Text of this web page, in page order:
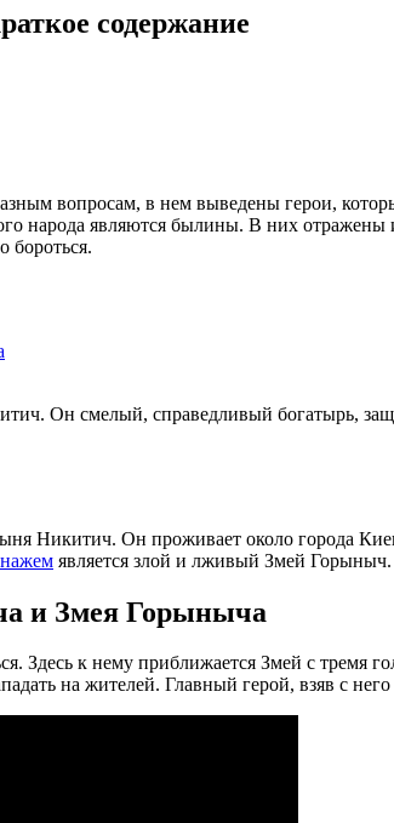
содержание
вопросам, в нем выведены герои,
народа являются былины. В них
бороться.
Он смелый, справедливый богатырь,
Никитич. Он проживает около города
является злой и лживый Змей Горыныч.
и Змея Горыныча
Здесь к нему приближается Змей с тремя
на жителей. Главный герой, взяв с